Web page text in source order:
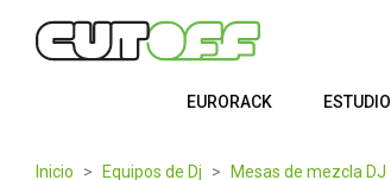
EURORACK ESTUDIO
Inicio Equipos de Dj Mesas de mezcla DJ